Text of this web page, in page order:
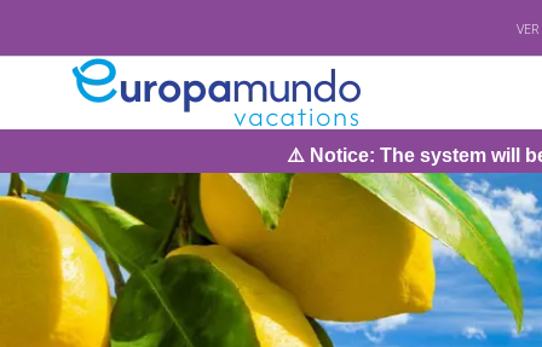
⚠️ Notice: The system will be under maintenance on